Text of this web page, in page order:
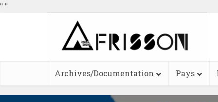
" "
Archives/Documentation Pays